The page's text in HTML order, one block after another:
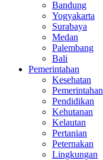
Bandung
Yogyakarta
Surabaya
Medan
Palembang
Bali
Pemerintahan
Kesehatan
Pemerintahan
Pendidikan
Kehutanan
Kelautan
Pertanian
Peternakan
Lingkungan